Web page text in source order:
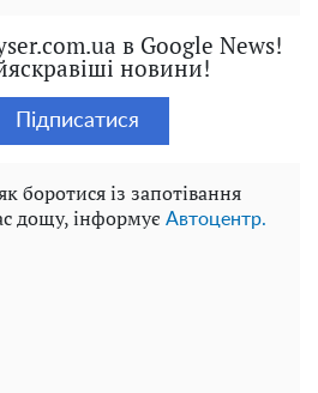
в Google News!
новини!
Підписатися
боротися із запотівання
дощу, інформує Автоцентр.